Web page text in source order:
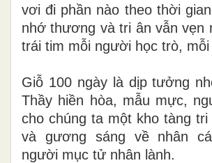
vơi đi phần nào theo thời
nhớ thương và tri ân vẫn vẹn
trái tim mỗi người học trò,
Giỗ 100 ngày là dịp tưởng
Thầy hiền hòa, mẫu mực,
cho chúng ta một kho tàng
và gương sáng về nhân
người mục tử nhân lành.